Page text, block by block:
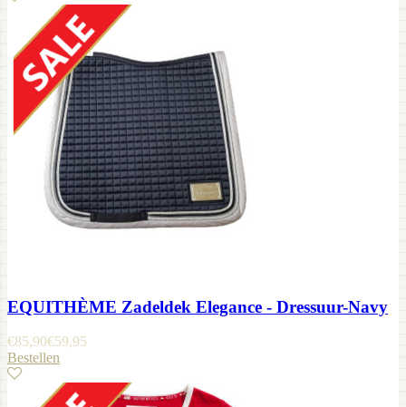
EQUITHÈME Zadeldek Elegance - Dressuur-Navy
€85,90€59,95
Bestellen